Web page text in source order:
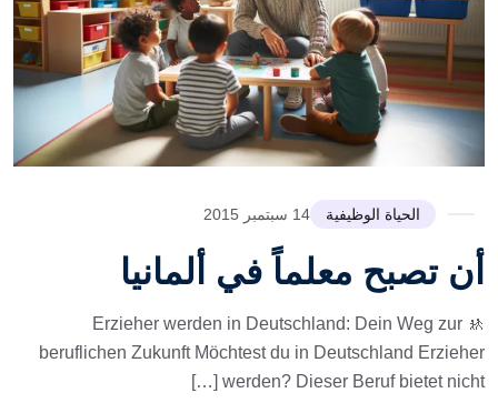
الحياة الوظيفية 14 سبتمبر 2015
أن تصبح معلماً في ألمانيا
🚸 Erzieher werden in Deutschland: Dein Weg zur
beruflichen Zukunft Möchtest du in Deutschland Erzieher
werden? Dieser Beruf bietet nicht […]